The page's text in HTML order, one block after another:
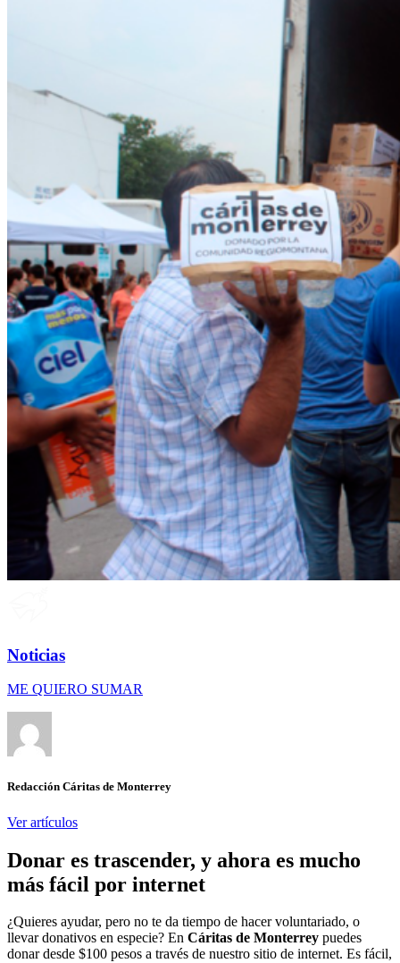
Noticias
ME QUIERO SUMAR
Redacción Cáritas de Monterrey
Ver artículos
Donar es trascender, y ahora es mucho
más fácil por internet
¿Quieres ayudar, pero no te da tiempo de hacer voluntariado, o
llevar donativos en especie? En Cáritas de Monterrey puedes
donar desde $100 pesos a través de nuestro sitio de internet. Es fácil,